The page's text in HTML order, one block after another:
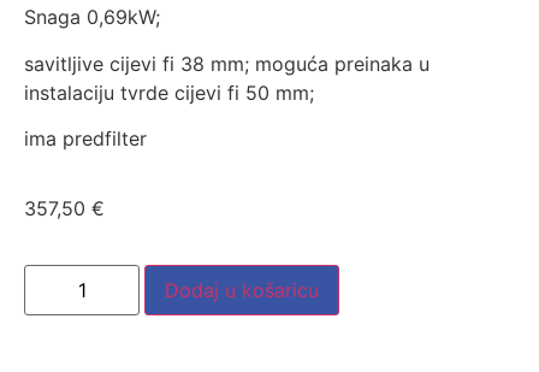
Snaga 0,69kW;
savitljive cijevi fi 38 mm; moguća preinaka u
instalaciju tvrde cijevi fi 50 mm;
ima predfilter
357,50 €
Dodaj u košaricu